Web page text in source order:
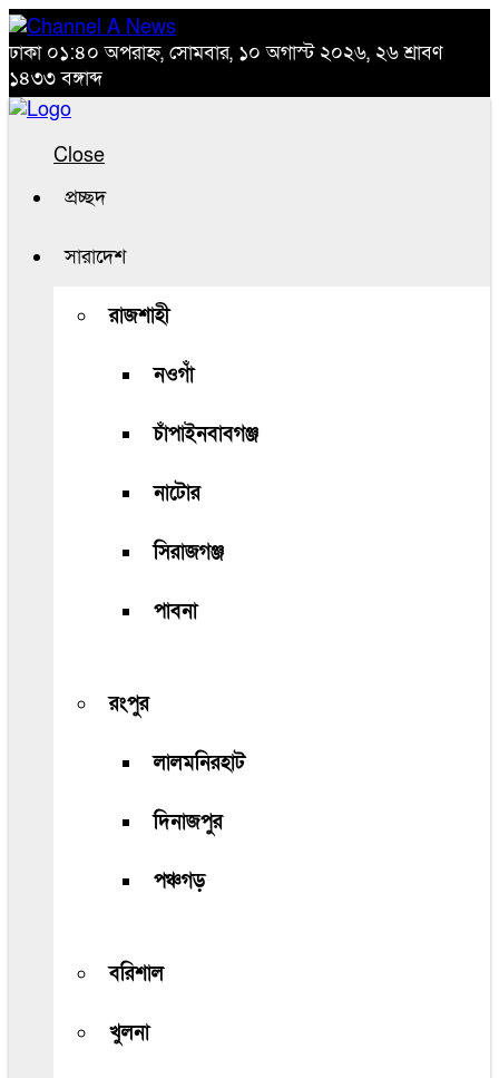
ঢাকা ০১:৪০ অপরাহ্ন, সোমবার, ১০ অগাস্ট ২০২৬, ২৬ শ্রাবণ
১৪৩৩ বঙ্গাব্দ
Close
প্রচ্ছদ
সারাদেশ
রাজশাহী
নওগাঁ
চাঁপাইনবাবগঞ্জ
নাটোর
সিরাজগঞ্জ
পাবনা
রংপুর
লালমনিরহাট
দিনাজপুর
পঞ্চগড়
বরিশাল
খুলনা